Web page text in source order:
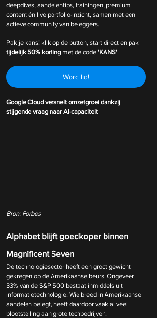
deepdives, aandelentips, trainingen, premium
content én live portfolio-inzicht, samen met een
actieve community van beleggers.
Pak je kans! klik op de button, start direct en pak
tijdelijk 50% korting met de code 'KANS'.
Word lid!
Google Cloud versnelt omzetgroei dankzij
stijgende vraag naar AI-capaciteit
Bron: Forbes
Alphabet blijft goedkoper binnen
Magnificent Seven
De technologiesector heeft een groot gewicht
gekregen op de Amerikaanse beurs. Ongeveer
33% van de S&P 500 bestaat inmiddels uit
informatietechnologie. Wie breed in Amerikaanse
aandelen belegt, heeft daardoor vaak al veel
blootstelling aan grote techbedrijven.